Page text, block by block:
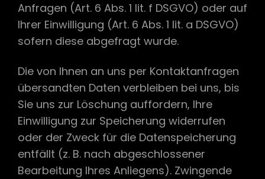
Anfragen (Art. 6 Abs. 1 lit. f DSGVO) oder auf
Ihrer Einwilligung (Art. 6 Abs. 1 lit. a DSGVO)
sofern diese abgefragt wurde.
Die von Ihnen an uns per Kontaktanfragen
übersandten Daten verbleiben bei uns, bis
Sie uns zur Löschung auffordern, Ihre
Einwilligung zur Speicherung widerrufen
oder der Zweck für die Datenspeicherung
entfällt (z. B. nach abgeschlossener
Bearbeitung Ihres Anliegens). Zwingende